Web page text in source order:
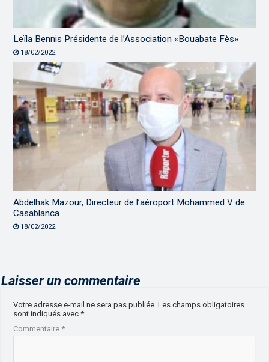
Leïla Bennis Présidente de l’Association «Bouabate Fès»
18/02/2022
Abdelhak Mazour, Directeur de l’aéroport Mohammed V de
Casablanca
18/02/2022
Laisser un commentaire
Votre adresse e-mail ne sera pas publiée. Les champs obligatoires
sont indiqués avec*
Commentaire*